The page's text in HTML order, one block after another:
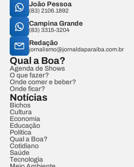
João Pessoa
(83) 2106.1892
Campina Grande
(83) 3315-3204
Redação
jornalismo@jornaldaparaiba.com.br
Qual a Boa?
Agenda de Shows
O que fazer?
Onde comer e beber?
Onde ficar?
Notícias
Bichos
Cultura
Economia
Educação
Política
Qual a Boa?
Cotidiano
Saúde
Tecnologia